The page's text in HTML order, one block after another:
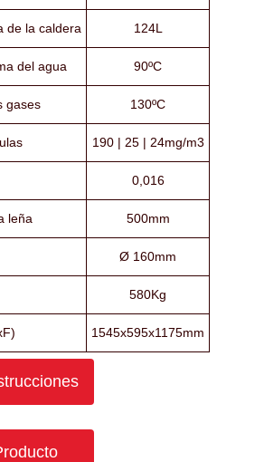
de la caldera 124L
del agua 90ºC
gases 130ºC
190 | 25 | 24mg/m3
0,016
leña 500mm
Ø 160mm
580Kg
1545x595x1175mm